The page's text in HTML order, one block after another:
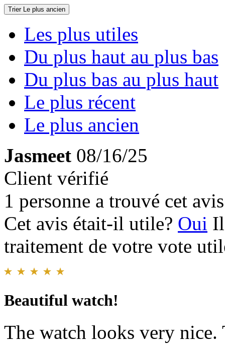
Trier Le plus ancien
Les plus utiles
Du plus haut au plus bas
Du plus bas au plus haut
Le plus récent
Le plus ancien
Jasmeet 08/16/25
Client vérifié
1 personne a trouvé cet
Cet avis était-il utile? Oui
traitement de votre vote
Beautiful watch!
The watch looks very